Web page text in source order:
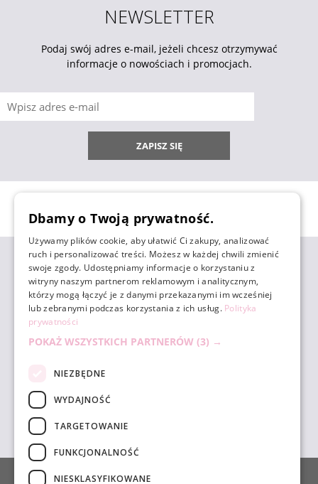
NEWSLETTER
Podaj swój adres e-mail, jeżeli chcesz otrzymywać
informacje o nowościach i promocjach.
ZAPISZ SIĘ
ZAKUPY
POMOC
MOJE KONTO
sklep@unicornbeauty.com.pl
Dbamy o Twoją prywatność.
Używamy plików cookie, aby ułatwić Ci zakupy, analizować
ruch i personalizować treści. Możesz w każdej chwili zmienić
swoje zgody. Udostępniamy informacje o korzystaniu z
witryny naszym partnerom reklamowym i analitycznym,
którzy mogą łączyć je z danymi przekazanymi im wcześniej
lub zebranymi podczas korzystania z ich usług. Polityka
prywatności
POKAŻ WSZYSTKICH PARTNERÓW (3) →
NIEZBĘDNE
WYDAJNOŚĆ
TARGETOWANIE
FUNKCJONALNOŚĆ
NIESKLASYFIKOWANE